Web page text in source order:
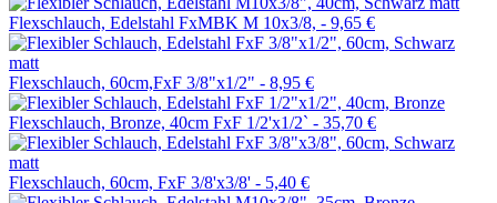
Flexschlauch, Edelstahl FxMBK M 10x3/8, - 9,65 €
Flexschlauch, 60cm,FxF 3/8"x1/2" - 8,95 €
Flexschlauch, Bronze, 40cm FxF 1/2'x1/2` - 35,70 €
Flexschlauch, 60cm, FxF 3/8'x3/8' - 5,40 €